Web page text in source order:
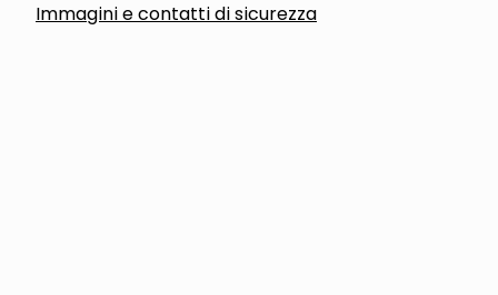
Immagini e contatti di sicurezza